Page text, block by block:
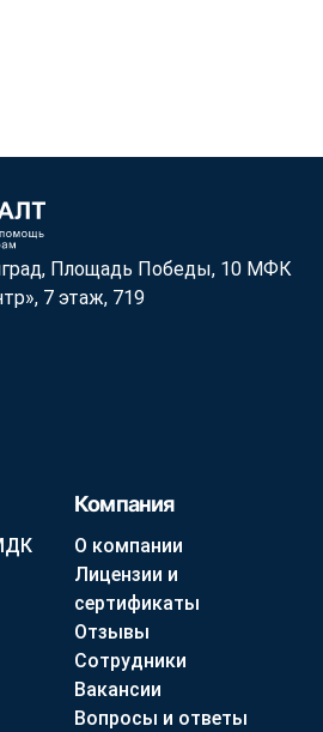
Площадь Победы, 10 МФК
7 этаж, 719
Компания
О компании
Лицензии и
сертификаты
Отзывы
Сотрудники
Вакансии
Вопросы и ответы